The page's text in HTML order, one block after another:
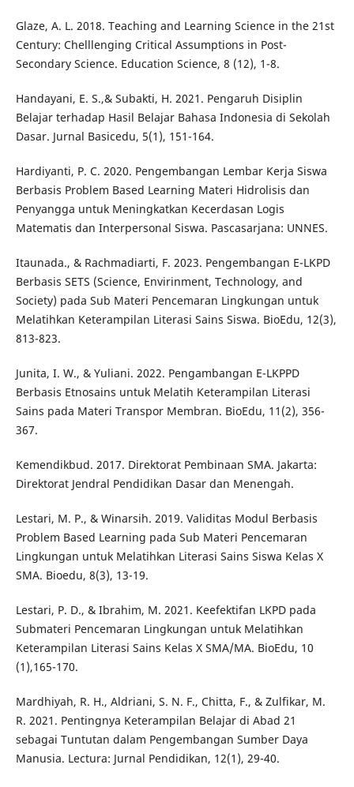
Glaze, A. L. 2018. Teaching and Learning Science in the 21st
Century: Chelllenging Critical Assumptions in Post-
Secondary Science. Education Science, 8 (12), 1-8.
Handayani, E. S.,& Subakti, H. 2021. Pengaruh Disiplin
Belajar terhadap Hasil Belajar Bahasa Indonesia di Sekolah
Dasar. Jurnal Basicedu, 5(1), 151-164.
Hardiyanti, P. C. 2020. Pengembangan Lembar Kerja Siswa
Berbasis Problem Based Learning Materi Hidrolisis dan
Penyangga untuk Meningkatkan Kecerdasan Logis
Matematis dan Interpersonal Siswa. Pascasarjana: UNNES.
Itaunada., & Rachmadiarti, F. 2023. Pengembangan E-LKPD
Berbasis SETS (Science, Envirinment, Technology, and
Society) pada Sub Materi Pencemaran Lingkungan untuk
Melatihkan Keterampilan Literasi Sains Siswa. BioEdu, 12(3),
813-823.
Junita, I. W., & Yuliani. 2022. Pengambangan E-LKPPD
Berbasis Etnosains untuk Melatih Keterampilan Literasi
Sains pada Materi Transpor Membran. BioEdu, 11(2), 356-
367.
Kemendikbud. 2017. Direktorat Pembinaan SMA. Jakarta:
Direktorat Jendral Pendidikan Dasar dan Menengah.
Lestari, M. P., & Winarsih. 2019. Validitas Modul Berbasis
Problem Based Learning pada Sub Materi Pencemaran
Lingkungan untuk Melatihkan Literasi Sains Siswa Kelas X
SMA. Bioedu, 8(3), 13-19.
Lestari, P. D., & Ibrahim, M. 2021. Keefektifan LKPD pada
Submateri Pencemaran Lingkungan untuk Melatihkan
Keterampilan Literasi Sains Kelas X SMA/MA. BioEdu, 10
(1),165-170.
Mardhiyah, R. H., Aldriani, S. N. F., Chitta, F., & Zulfikar, M.
R. 2021. Pentingnya Keterampilan Belajar di Abad 21
sebagai Tuntutan dalam Pengembangan Sumber Daya
Manusia. Lectura: Jurnal Pendidikan, 12(1), 29-40.